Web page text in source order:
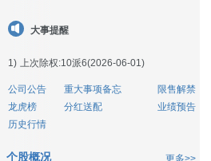
大事提醒
1) 上次除权:10派6(2026-06-01)
公司公告 重大事项备忘
限售解禁
龙虎榜
分红送配
业绩预告
历史行情
更多>>
个股概况